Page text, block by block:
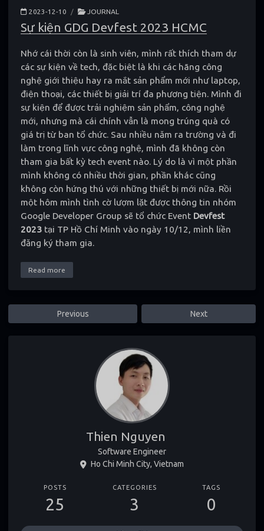
2023-12-10 / JOURNAL
Sự kiện GDG Devfest 2023 HCMC
Nhớ cái thời còn là sinh viên, mình rất thích tham dự
các sự kiện về tech, đặc biệt là khi các hãng công
nghệ giới thiệu hay ra mắt sản phẩm mới như laptop,
điện thoại, các thiết bị giải trí đa phương tiện. Mình đi
sự kiện để được trải nghiệm sản phẩm, công nghệ
mới, nhưng mà cái chính vẫn là mong trúng quà có
giá trị từ ban tổ chức. Sau nhiều năm ra trường và đi
làm trong lĩnh vực công nghệ, mình đã không còn
tham gia bất kỳ tech event nào. Lý do là vì một phần
mình không có nhiều thời gian, phần khác cũng
không còn hứng thú với những thiết bị mới nữa. Rồi
một hôm mình tình cờ lượm lặt được thông tin nhóm
Google Developer Group sẽ tổ chức Event Devfest
2023 tại TP Hồ Chí Minh vào ngày 10/12, mình liền
đăng ký tham gia.
Read more
Previous Next
Thien Nguyen
Software Engineer
Ho Chi Minh City, Vietnam
POSTS
25
CATEGORIES
3
TAGS
0